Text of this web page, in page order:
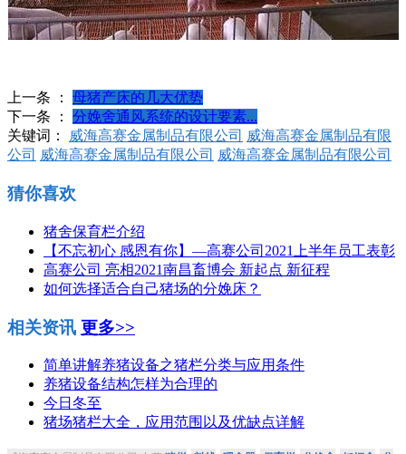
上一条 ：
母猪产床的几大优势
下一条 ：
分娩舍通风系统的设计要素...
关键词： 威海高赛金属制品有限公司 威海高赛金属制品有限
公司 威海高赛金属制品有限公司 威海高赛金属制品有限公司
猜你喜欢
猪舍保育栏介绍
【不忘初心 感恩有你】—高赛公司2021上半年员工表彰
高赛公司 亮相2021南昌畜博会 新起点 新征程
如何选择适合自己猪场的分娩床？
相关资讯 更多>>
简单讲解养猪设备之猪栏分类与应用条件
养猪设备结构怎样为合理的
今日冬至
猪场猪栏大全，应用范围以及优缺点详解